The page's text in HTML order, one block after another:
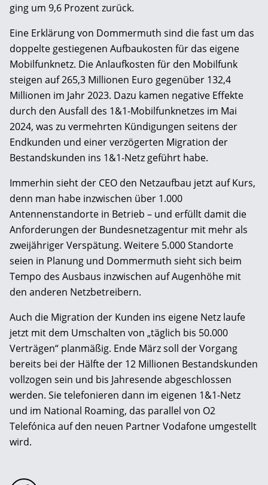
ging um 9,6 Prozent zurück.
Eine Erklärung von Dommermuth sind die fast um das
doppelte gestiegenen Aufbaukosten für das eigene
Mobilfunknetz. Die Anlauf­kosten für den Mobil­funk
steigen auf 265,3 Millionen Euro gegenüber 132,4
Millionen im Jahr 2023. Dazu kamen negative Effekte
durch den Ausfall des 1&1-Mobilfunknetzes im Mai
2024, was zu vermehrten Kündigungen seitens der
Endkunden und einer verzögerten Migration der
Bestandskunden ins 1&1-Netz geführt habe.
Immerhin sieht der CEO den Netzaufbau jetzt auf Kurs,
denn man habe inzwischen über 1.000
Antennenstandorte in Betrieb – und erfüllt damit die
Anforderungen der Bundesnetzagentur mit mehr als
zweijähriger Verspätung. Weitere 5.000 Standorte
seien in Planung und Dommermuth sieht sich beim
Tempo des Ausbaus inzwischen auf Augenhöhe mit
den anderen Netzbetreibern.
Auch die Migration der Kunden ins eigene Netz laufe
jetzt mit dem Umschalten von „täglich bis 50.000
Verträgen“ planmäßig. Ende März soll der Vorgang
bereits bei der Hälfte der 12 Millionen Bestandskunden
vollzogen sein und bis Jahresende abgeschlossen
werden. Sie telefonieren dann im eigenen 1&1-Netz
und im National Roaming, das parallel von O2
Telefónica auf den neuen Partner Vodafone umgestellt
wird.